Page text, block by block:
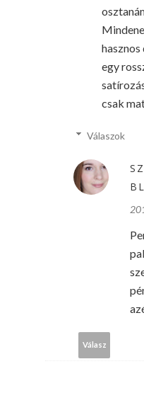
hasznos
egy
csak
Válaszok
Válasz